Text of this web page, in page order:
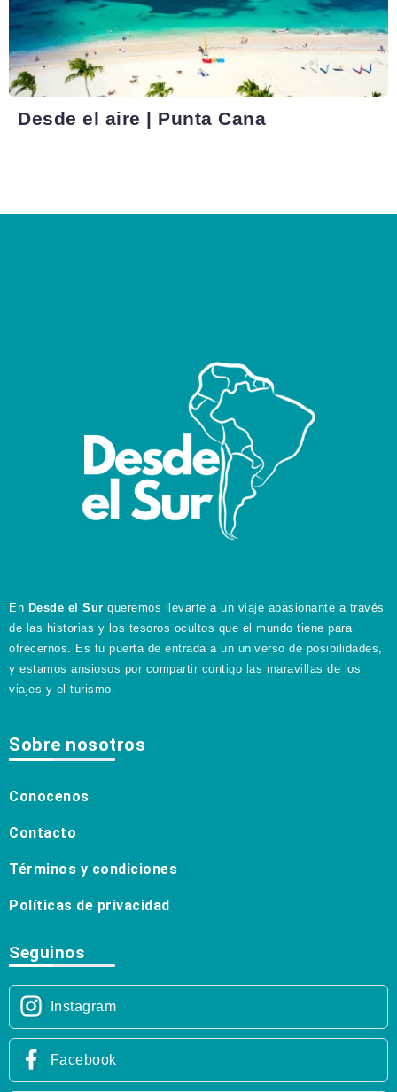
Desde el aire | Punta Cana
En Desde el Sur queremos llevarte a un viaje apasionante a través
de las historias y los tesoros ocultos que el mundo tiene para
ofrecernos. Es tu puerta de entrada a un universo de posibilidades,
y estamos ansiosos por compartir contigo las maravillas de los
viajes y el turismo.
Sobre nosotros
Conocenos
Contacto
Términos y condiciones
Políticas de privacidad
Seguinos
Instagram
Facebook